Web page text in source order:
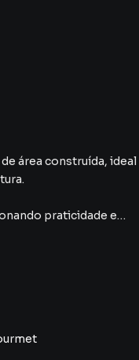
área construída, ideal
praticidade e
perfeito para